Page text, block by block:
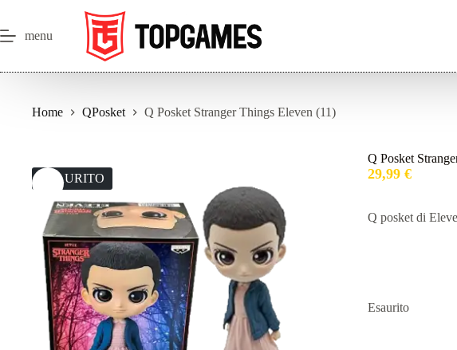
contenuto
menu
Home QPosket Q Posket Stranger Things Eleven (11)
ESAURITO
Q Posket
29,99€
Q posket di
Esaurito